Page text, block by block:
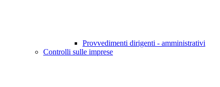
Provvedimenti dirigenti - amministrativi
Controlli sulle imprese